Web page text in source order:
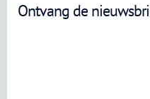
Ontvang de